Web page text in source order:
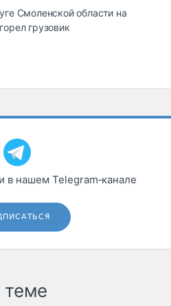
Смоленской области на
грузовик
в нашем Telegram‑канале
теме